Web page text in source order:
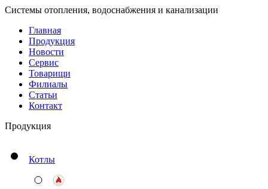
Системы отопления, водоснабжения и канализации
Главная
Продукция
Новости
Сервис
Товарищи
Филиалы
Статьи
Контакт
Продукция
Котлы